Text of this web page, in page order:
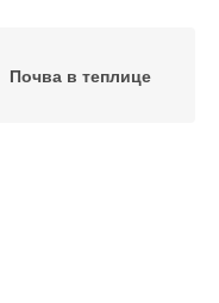
Почва в теплице